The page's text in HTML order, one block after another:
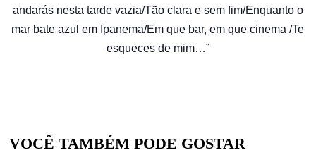
andarás nesta tarde vazia/Tão clara e sem fim/Enquanto o
mar bate azul em Ipanema/Em que bar, em que cinema /Te
esqueces de mim…”
VOCÊ TAMBÉM PODE GOSTAR